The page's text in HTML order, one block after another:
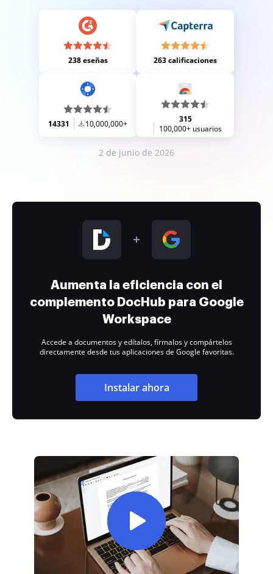
238 eseñas 263 calificaciones
14331 10,000,000+
315
100,000+ usuarios
2 de junio de 2026
Aumenta la eficiencia con el
complemento DocHub para Google
Workspace
Accede a documentos y edítalos, fírmalos y compártelos
directamente desde tus aplicaciones de Google favoritas.
Instalar ahora